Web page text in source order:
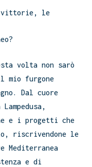
vittorie, le
volta non sarò
mio furgone
Dal cuore
e i progetti che
riscrivendone le
Mediterranea
e di